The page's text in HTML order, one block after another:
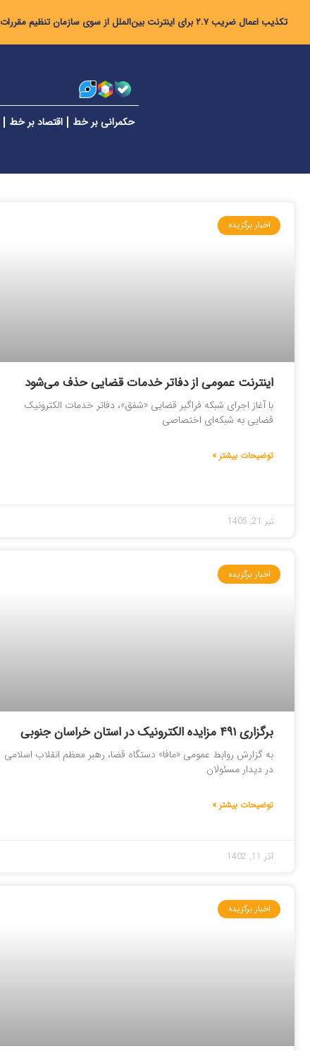
تکذیب اعمال ضریب ۲.۷ برای اینترنت بین‌الملل از سوی سازمان تنظیم مقررات
حکمرانی بر خط اقتصاد بر خط
اخبار برگزیده
اینترنت عمومی از دفاتر خدمات قضایی حذف می‌شود
با آغاز اجرای شبکه فراگیر قضایی «شفق»، دفاتر خدمات الکترونیک
قضایی به شبکه‌ای اختصاصی
توضیحات بیشتر »
تیر 21, 1405
اخبار برگزیده
برگزاری ۴۹۱ مزایده الکترونیک در استان خراسان جنوبی
به گزارش روابط عمومی «مافا» دستگاه قضا، رهبر معظم انقلاب اسلامی
در دیدار مسئولان
توضیحات بیشتر »
آذر 11, 1402
اخبار برگزیده